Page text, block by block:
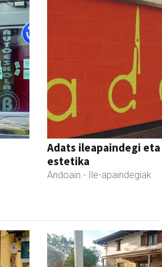
Adats ileapaindegi eta
estetika
Andoain - Ile-apaindegiak